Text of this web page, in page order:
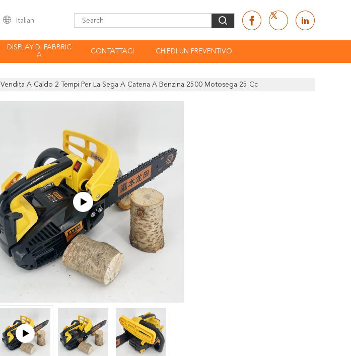
Italian
DISPLAY DI FABBRIC
A
CONTATTACI CHIEDI UN PREVENTIVO
Vendita A Caldo 2 Tempi Per La Sega A Catena A Benzina 2500 Motosega 25 Cc